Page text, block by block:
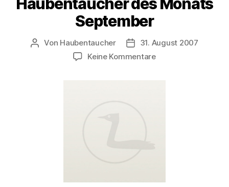
September
Beitragsautor
Von Haubentaucher Veröffentlichungsdatum
31. August 2007
Keine Kommentarezu